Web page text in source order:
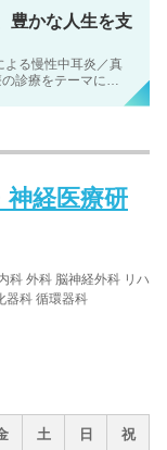
豊かな人生を支
よる慢性中耳炎／真
診療をテーマにした
神経医療研
科 外科 脳神経外科 リハ
器科 循環器科
土 日 祝